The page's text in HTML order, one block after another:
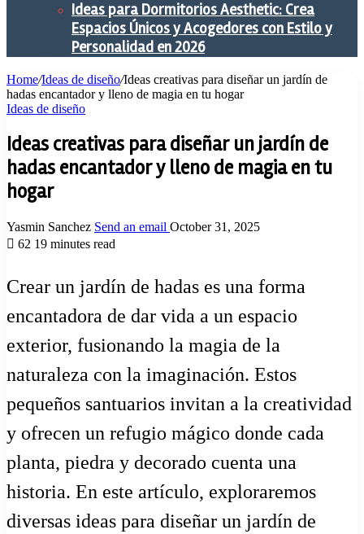
Ideas para Dormitorios Aesthetic: Crea
Espacios Únicos y Acogedores con Estilo y
Personalidad en 2026
Home/Ideas de diseño/Ideas creativas para diseñar un jardín de
hadas encantador y lleno de magia en tu hogar
Ideas de diseño
Ideas creativas para diseñar un jardín de
hadas encantador y lleno de magia en tu
hogar
Yasmin Sanchez Send an email October 31, 2025
62 19 minutes read
Crear un jardín de hadas es una forma
encantadora de dar vida a un espacio
exterior, fusionando la magia de la
naturaleza con la imaginación. Estos
pequeños santuarios invitan a la creatividad
y ofrecen un refugio mágico donde cada
planta, piedra y decorado cuenta una
historia. En este artículo, exploraremos
diversas ideas para diseñar un jardín de